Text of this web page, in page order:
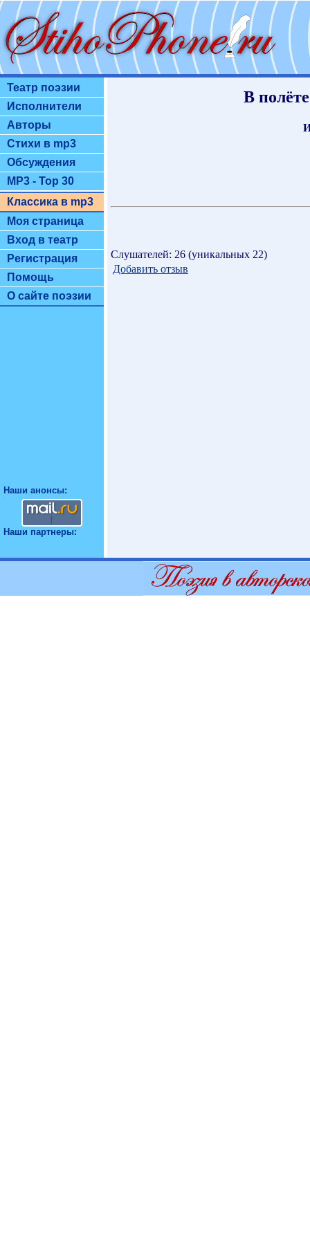
Театр поэзии
Исполнители
Авторы
Стихи в mp3
Обсуждения
MP3 - Top 30
Классика в mp3
Моя страница
Вход в театр
Регистрация
Помощь
О сайте поэзии
Наши анонсы:
Наши партнеры:
В
Слушателей: 26 (уникальных 22)
Добавить отзыв